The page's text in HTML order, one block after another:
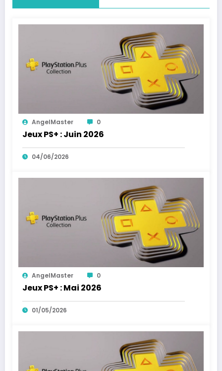
AngelMaster 0
Jeux PS+ : Juin 2026
04/06/2026
AngelMaster 0
Jeux PS+ : Mai 2026
01/05/2026